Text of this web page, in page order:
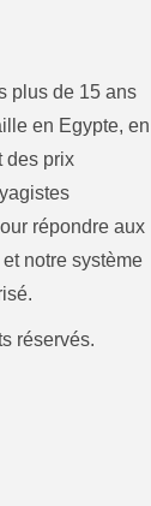
plus de 15 ans
en Egypte, en
des prix
répondre aux
notre système
réservés.